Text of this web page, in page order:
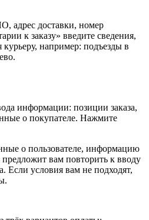
адрес доставки, номер
к заказу» введите сведения,
курьеру, например: подъезды в
информации: позиции заказа,
о покупателе. Нажмите
о пользователе, информацию
вам повторить к вводу
Если условия вам не подходят,